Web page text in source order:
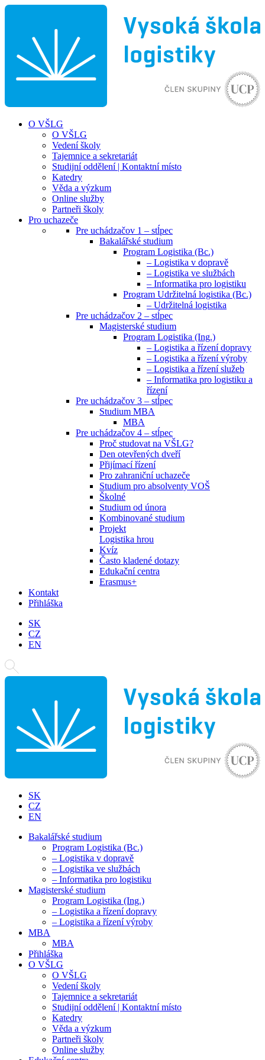
O VŠLG
O VŠLG
Vedení školy
Tajemnice a sekretariát
Studijní oddělení | Kontaktní místo
Katedry
Věda a výzkum
Online služby
Partneři školy
Pro uchazeče
Pre uchádzačov 1 – stĺpec
Bakalářské studium
Program Logistika (Bc.)
– Logistika v dopravě
– Logistika ve službách
– Informatika pro logistiku
Program Udržitelná logistika (Bc.)
– Udržitelná logistika
Pre uchádzačov 2 – stĺpec
Magisterské studium
Program Logistika (Ing.)
– Logistika a řízení dopravy
– Logistika a řízení výroby
– Logistika a řízení služeb
– Informatika pro logistiku a
řízení
Pre uchádzačov 3 – stĺpec
Studium MBA
MBA
Pre uchádzačov 4 – stĺpec
Proč studovat na VŠLG?
Den otevřených dveří
Přijímací řízení
Pro zahraniční uchazeče
Studium pro absolventy VOŠ
Školné
Studium od února
Kombinované studium
Projekt
Logistika hrou
Kvíz
Často kladené dotazy
Edukační centra
Erasmus+
Kontakt
Přihláška
SK
CZ
EN
SK
CZ
EN
Bakalářské studium
Program Logistika (Bc.)
– Logistika v dopravě
– Logistika ve službách
– Informatika pro logistiku
Magisterské studium
Program Logistika (Ing.)
– Logistika a řízení dopravy
– Logistika a řízení výroby
MBA
MBA
Přihláška
O VŠLG
O VŠLG
Vedení školy
Tajemnice a sekretariát
Studijní oddělení | Kontaktní místo
Katedry
Věda a výzkum
Partneři školy
Online služby